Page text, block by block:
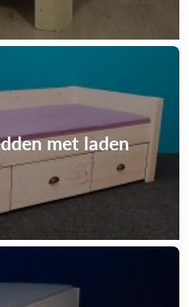
met laden